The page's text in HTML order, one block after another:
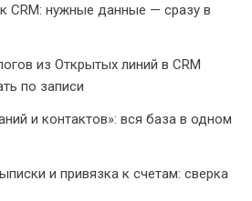
CRM: нужные данные — сразу в
из Открытых линий в CRM
по записи
и контактов»: вся база в одном
и привязка к счетам: сверка